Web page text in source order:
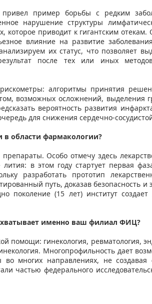
пример борьбы с редким
нарушение структуры
приводит к гигантским отекам.
влияние на развитие
их статус, что позволяет
после тех или иных
алгоритмы принятия
возможных осложнений, выделения
вероятность развития
для снижения сердечно-
области фармакологии?
Особо отмечу здесь
в этом году стартует первая
разработать прототип
путь, доказав безопасность и
поколение (15 лет) институт
именно ваш филиал ФИЦ?
помощи: гинекология, ревматология,
Многопрофильность дает
многих направлениях, не создавая
частью федерального